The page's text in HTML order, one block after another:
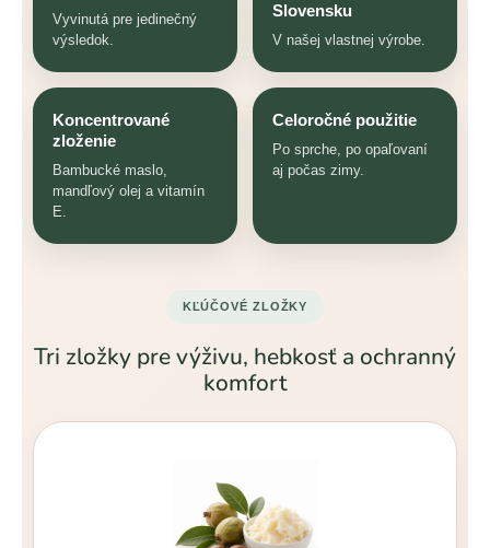
Vyvinutá pre jedinečný
výsledok.
Slovensku
V našej vlastnej výrobe.
Koncentrované
zloženie
Bambucké maslo,
mandľový olej a vitamín
E.
Celoročné použitie
Po sprche, po opaľovaní
aj počas zimy.
KĽÚČOVÉ ZLOŽKY
Tri zložky pre výživu, hebkosť a ochranný
komfort